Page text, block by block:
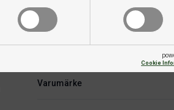
Cookie
Om produkten
Varumärke